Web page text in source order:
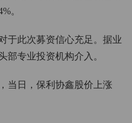
。
于此次募资信心充足。据业
部专业投资机构介入。
当日，保利协鑫股价上涨